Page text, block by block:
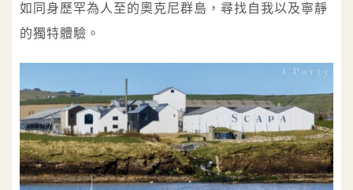
如同身歷罕為人至的奧克尼群島，尋找自我以及寧靜
的獨特體驗。